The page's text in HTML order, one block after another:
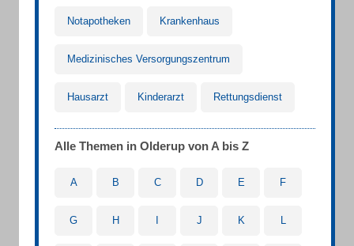
Notapotheken Krankenhaus
Medizinisches Versorgungszentrum
Hausarzt Kinderarzt Rettungsdienst
Alle Themen in Olderup von A bis Z
A B C D E F
G H J K L